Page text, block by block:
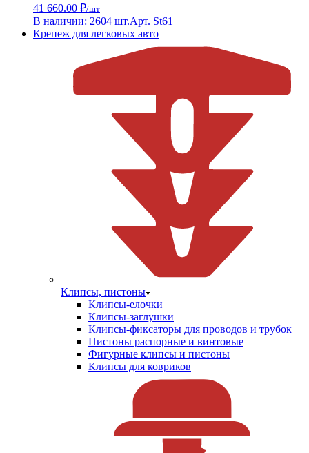
41 660.00 ₽/шт
В наличии: 2604 шт.Арт. St61
Крепеж для легковых авто
Клипсы, пистоны
Клипсы-елочки
Клипсы-заглушки
Клипсы-фиксаторы для проводов и трубок
Пистоны распорные и винтовые
Фигурные клипсы и пистоны
Клипсы для ковриков